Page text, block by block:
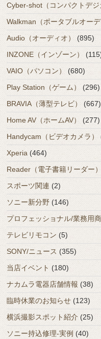
Cyber-shot（コンパクトデジ
Walkman（ポータブルオーデ
Audio（オーディオ）
(895)
INZONE（インゾーン）
VAIO（パソコン）
(680)
Play Station（ゲーム）
(296)
BRAVIA（薄型テレビ） (667)
Home AV（ホームAV）
(277)
Handycam（ビデオカメラ）
Xperia (464)
Reader（電子書籍リーダー）
スポーツ関連 (2)
ソニー新分野 (146)
プロフェッショナル/業務用
テレビリモコン (5)
SONY/ニュース (355)
当店イベント (180)
ナカムラ電器店舗情報 (38)
臨時休業のお知らせ (123)
横浜撮影スポット紹介 (25)
ソニー持込修理-実例 (40)